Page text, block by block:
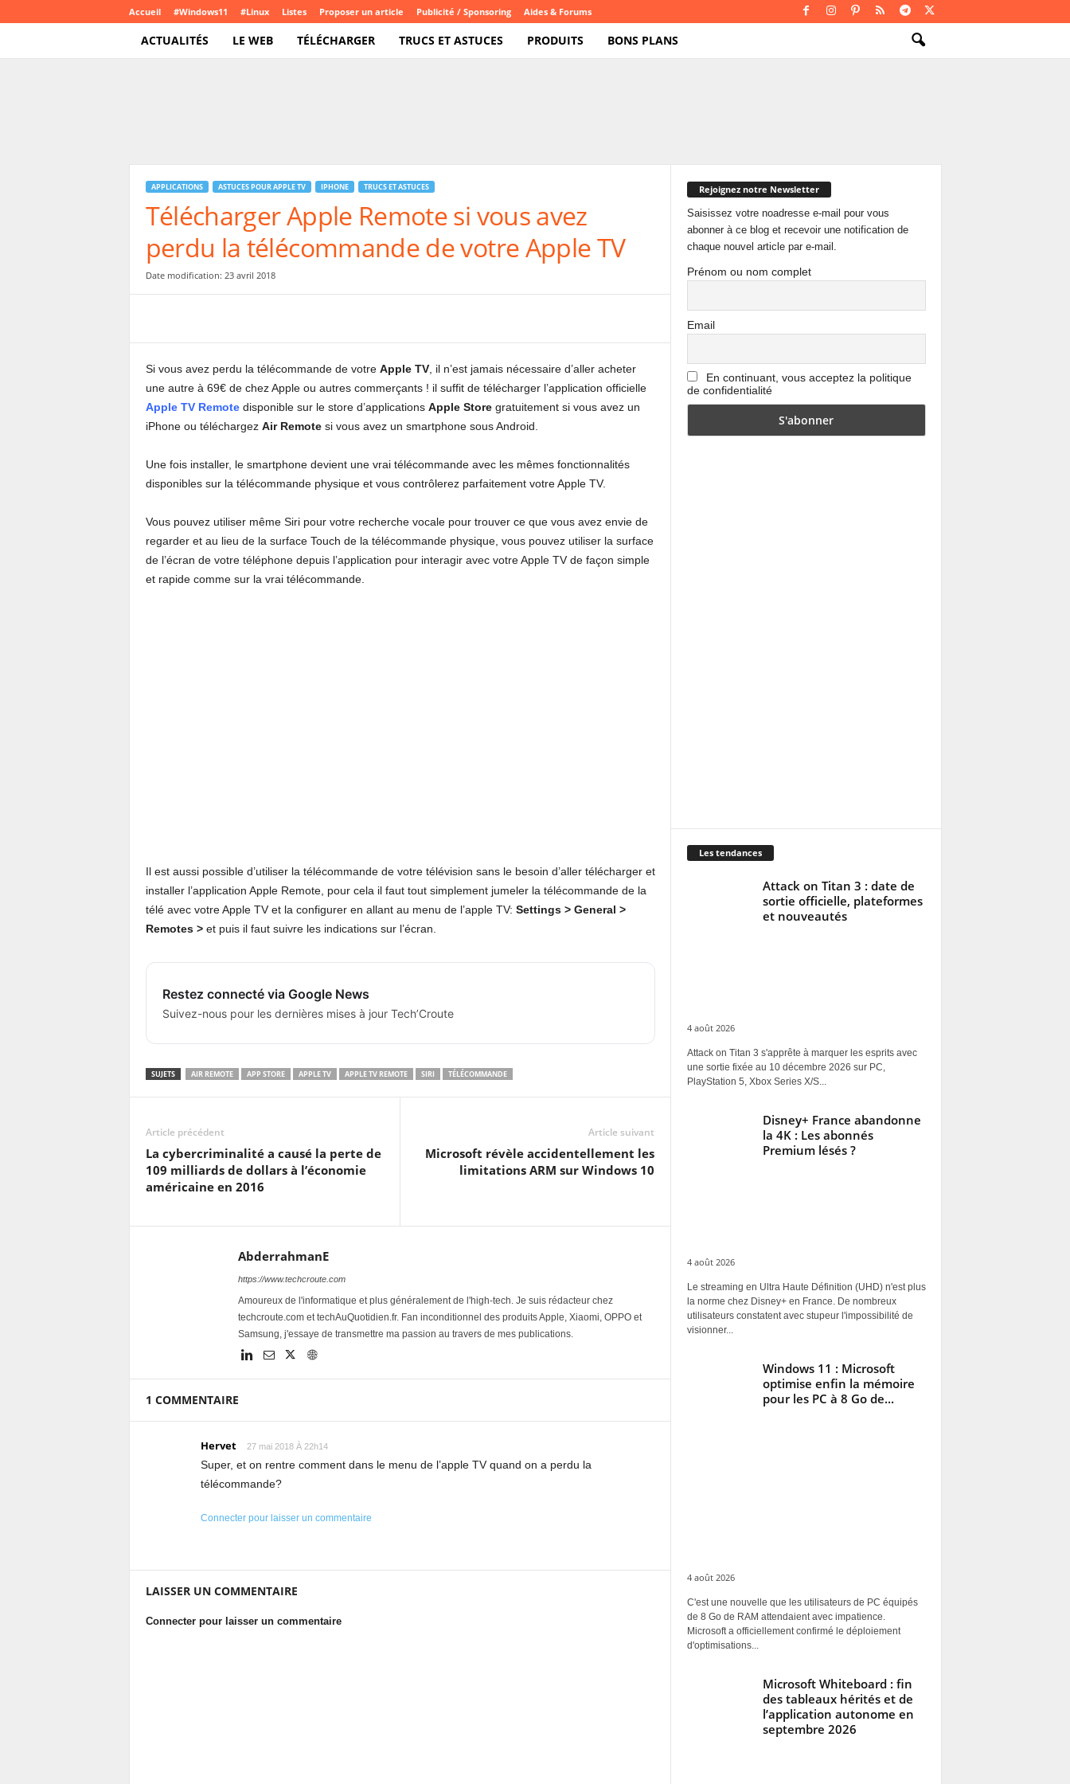
Accueil #Windows11 #Linux Listes Proposer un article Publicité / Sponsoring Aides & Forums
ACTUALITÉS LE WEB TÉLÉCHARGER TRUCS ET ASTUCES PRODUITS BONS PLANS
APPLICATIONS ASTUCES POUR APPLE TV IPHONE TRUCS ET ASTUCES
Télécharger Apple Remote si vous avez
perdu la télécommande de votre Apple TV
Date modification: 23 avril 2018
Si vous avez perdu la télécommande de votre Apple TV, il n’est jamais nécessaire d’aller acheter
une autre à 69€ de chez Apple ou autres commerçants ! il suffit de télécharger l’application officielle
Apple TV Remotedisponible sur le store d’applications Apple Storegratuitement si vous avez un
iPhone ou téléchargez Air Remotesi vous avez un smartphone sous Android.
Une fois installer, le smartphone devient une vrai télécommande avec les mêmes fonctionnalités
disponibles sur la télécommande physique et vous contrôlerez parfaitement votre Apple TV.
Vous pouvez utiliser même Siri pour votre recherche vocale pour trouver ce que vous avez envie de
regarder et au lieu de la surface Touch de la télécommande physique, vous pouvez utiliser la surface
de l’écran de votre téléphone depuis l’application pour interagir avec votre Apple TV de façon simple
et rapide comme sur la vrai télécommande.
Il est aussi possible d’utiliser la télécommande de votre télévision sans le besoin d’aller télécharger et
installer l’application Apple Remote, pour cela il faut tout simplement jumeler la télécommande de la
télé avec votre Apple TV et la configurer en allant au menu de l’apple TV: Settings > General >
Remotes >et puis il faut suivre les indications sur l’écran.
Restez connecté via Google News
Suivez-nous pour les dernières mises à jour Tech’Croute
SUJETS AIR REMOTE APP STORE APPLE TV APPLE TV REMOTE SIRI TÉLÉCOMMANDE
Article précédent
La cybercriminalité a causé la perte de
109 milliards de dollars à l’économie
américaine en 2016
Article suivant
Microsoft révèle accidentellement les
limitations ARM sur Windows 10
AbderrahmanE
https://www.techcroute.com
Amoureux de l'informatique et plus généralement de l'high-tech. Je suis rédacteur chez
techcroute.com et techAuQuotidien.fr. Fan inconditionnel des produits Apple, Xiaomi, OPPO et
Samsung, j'essaye de transmettre ma passion au travers de mes publications.
1 COMMENTAIRE
Hervet 27 mai 2018 À 22h14
Super, et on rentre comment dans le menu de l’apple TV quand on a perdu la
télécommande?
Connecter pour laisser un commentaire
LAISSER UN COMMENTAIRE
Connecter pour laisser un commentaire
Rejoignez notre Newsletter
Saisissez votre noadresse e-mail pour vous
abonner à ce blog et recevoir une notification de
chaque nouvel article par e-mail.
Prénom ou nom complet
Email
En continuant, vous acceptez la politique
de confidentialité
Les tendances
Attack on Titan 3 : date de
sortie officielle, plateformes
et nouveautés
4 août 2026
Attack on Titan 3 s'apprête à marquer les esprits avec
une sortie fixée au 10 décembre 2026 sur PC,
PlayStation 5, Xbox Series X/S...
Disney+ France abandonne
la 4K : Les abonnés
Premium lésés ?
4 août 2026
Le streaming en Ultra Haute Définition (UHD) n'est plus
la norme chez Disney+ en France. De nombreux
utilisateurs constatent avec stupeur l'impossibilité de
visionner...
Windows 11 : Microsoft
optimise enfin la mémoire
pour les PC à 8 Go de...
4 août 2026
C'est une nouvelle que les utilisateurs de PC équipés
de 8 Go de RAM attendaient avec impatience.
Microsoft a officiellement confirmé le déploiement
d'optimisations...
Microsoft Whiteboard : fin
des tableaux hérités et de
l’application autonome en
septembre 2026